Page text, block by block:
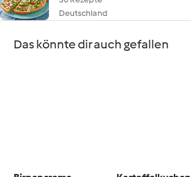
Deutschland
Das könnte dir auch gefallen